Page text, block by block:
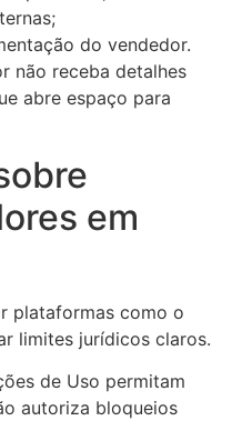
do vendedor.
não receba detalhes
abre espaço para
em
plataformas como o
limites jurídicos claros.
de Uso permitam
autoriza bloqueios